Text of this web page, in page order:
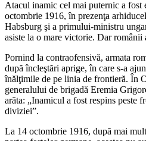
Atacul inamic cel mai puternic a fost
octombrie 1916, în prezenţa
Habsburg şi a primului-ministru
asiste la o mare victorie. Dar românii
Pornind la contraofensivă, armata
după încleştări aprige, în care s-a
înălţimile de pe linia de frontieră. În
generalului de brigadă Eremia
arăta: „Inamicul a fost respins peste
diviziei”.
La 14 octombrie 1916, după mai